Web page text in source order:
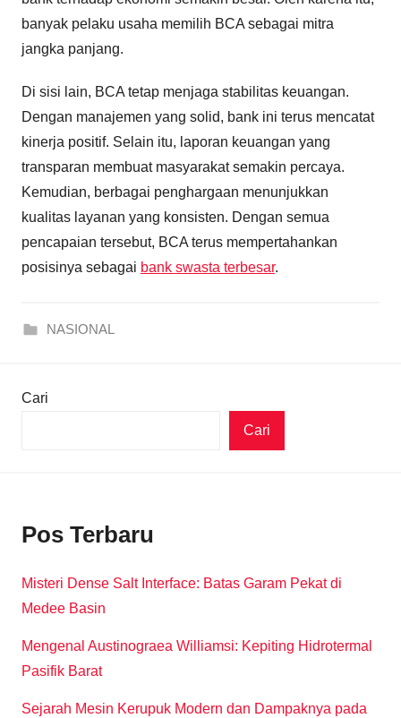
banyak pelaku usaha memilih BCA sebagai mitra
jangka panjang.
Di sisi lain, BCA tetap menjaga stabilitas keuangan.
Dengan manajemen yang solid, bank ini terus mencatat
kinerja positif. Selain itu, laporan keuangan yang
transparan membuat masyarakat semakin percaya.
Kemudian, berbagai penghargaan menunjukkan
kualitas layanan yang konsisten. Dengan semua
pencapaian tersebut, BCA terus mempertahankan
posisinya sebagai bank swasta terbesar.
NASIONAL
Cari
Cari
Pos Terbaru
Misteri Dense Salt Interface: Batas Garam Pekat di
Medee Basin
Mengenal Austinograea Williamsi: Kepiting Hidrotermal
Pasifik Barat
Sejarah Mesin Kerupuk Modern dan Dampaknya pada